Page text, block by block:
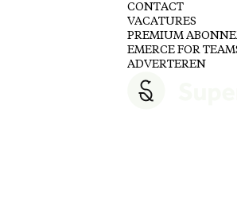
CONTACT
VACATURES
PREMIUM
EMERCE FOR
ADVERTEREN